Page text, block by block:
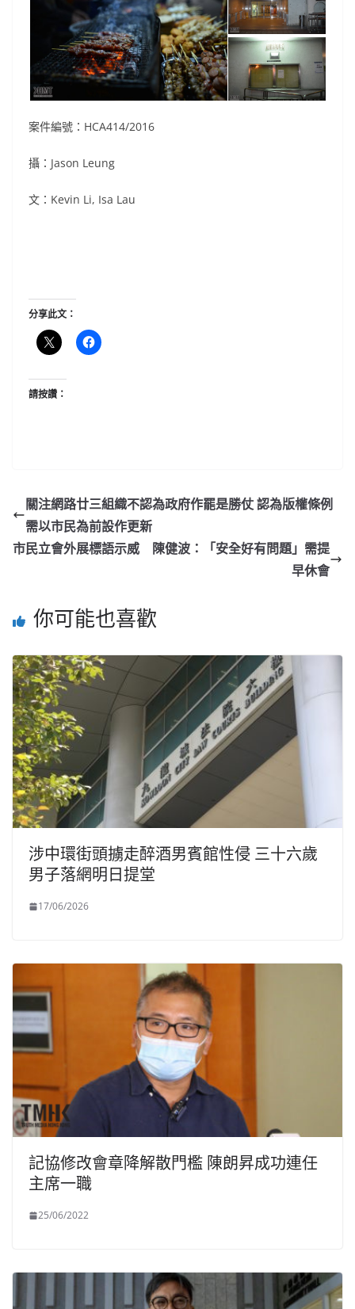
案件編號：HCA414/2016
攝：Jason Leung
文：Kevin Li, Isa Lau
分享此文：
請按讚：
關注網路廿三組織不認為政府作罷是勝仗 認為版權條例
需以市民為前設作更新
市民立會外展標語示威 陳健波：「安全好有問題」需提
早休會
你可能也喜歡
涉中環街頭擄走醉酒男賓館性侵 三十六歲
男子落網明日提堂
17/06/2026
記協修改會章降解散門檻 陳朗昇成功連任
主席一職
25/06/2022